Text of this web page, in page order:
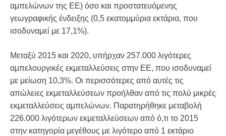
αμπελώνων της ΕΕ) όσο και προστατευόμενης
γεωγραφικής ένδειξης (0,5 εκατομμύρια εκτάρια, που
ισοδυναμεί με 17,1%).
Μεταξύ 2015 και 2020, υπήρχαν 257.000 λιγότερες
αμπελουργικές εκμεταλλεύσεις στην ΕΕ, που ισοδυναμεί
με μείωση 10,3%. Οι περισσότερες από αυτές τις
απώλειες εκμεταλλεύσεων προήλθαν από τις πολύ μικρές
εκμεταλλεύσεις αμπελώνων. Παρατηρήθηκε μεταβολή
226.000 λιγότερων εκμεταλλεύσεων από ό,τι το 2015
στην κατηγορία μεγέθους με λιγότερο από 1 εκτάριο